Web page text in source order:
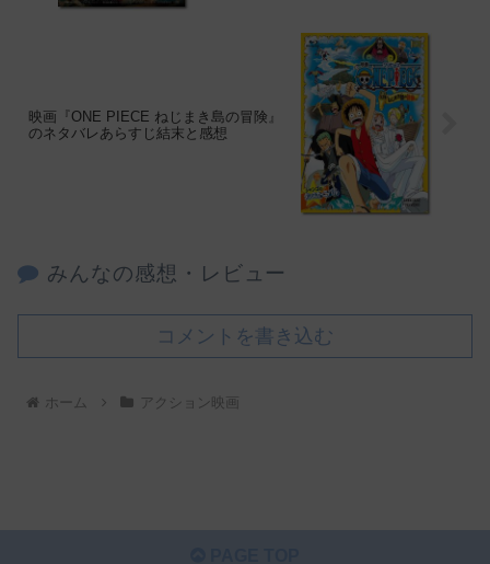
映画『ONE PIECE ねじまき島の冒険』
のネタバレあらすじ結末と感想
みんなの感想・レビュー
コメントを書き込む
ホーム アクション映画